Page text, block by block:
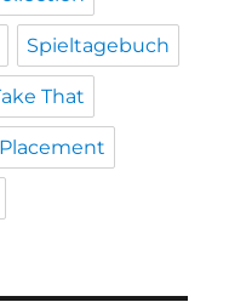
Spieltagebuch
That